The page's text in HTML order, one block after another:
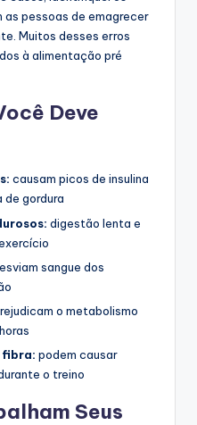
as pessoas de emagrecer
Muitos desses erros
à alimentação pré
Deve
causam picos de insulina
de gordura
digestão lenta e
sangue dos
o metabolismo
fibra: podem causar
o treino
Seus